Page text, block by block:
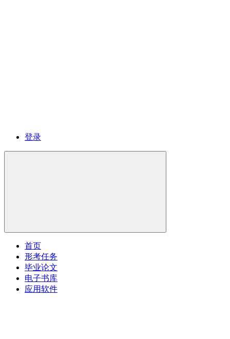
登录
首页
形考任务
毕业论文
电子书库
应用软件